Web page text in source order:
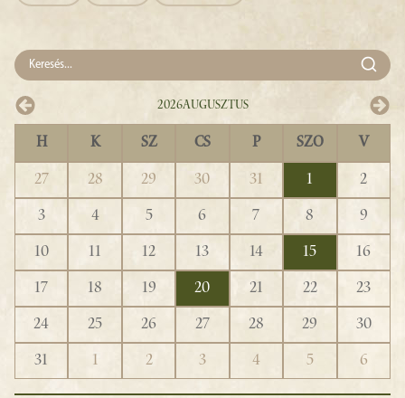
2026Augusztus
H K SZ CS P SZO V
27 28 29 30 31 1
2
3
4 5 6 7 8
9
10
11 12 13 14 15
16
17
18 19 20 21 22
23
24
25 26 27 28 29
30
31
1 2 3 4 5 6